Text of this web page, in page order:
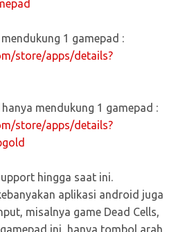
1 gamepad :
store/apps/details?
hanya mendukung 1 gamepad :
store/apps/details?
hingga saat ini.
aplikasi android juga
misalnya game Dead Cells,
ini, hanya tombol arah